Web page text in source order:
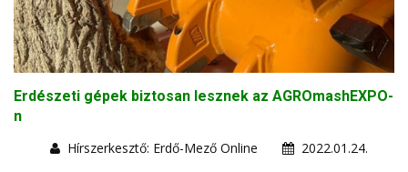
Erdészeti gépek biztosan lesznek az AGROmashEXPO-
n
Hírszerkesztő: Erdő-Mező Online
2022.01.24.